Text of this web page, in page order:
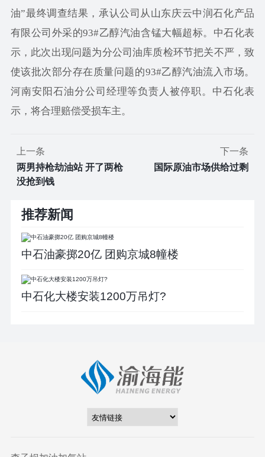
油”最终调查结果，承认公司从山东庆云中润石化产品
有限公司外采的93#乙醇汽油含锰大幅超标。中石化表
示，此次出现问题为分公司油库质检环节把关不严，致
使该批次部分存在质量问题的93#乙醇汽油流入市场。
河南安阳石油分公司经理等负责人被停职。中石化表
示，将合理赔偿受损车主。
上一条
两男持枪劫油站 开了两枪
没抢到钱
下一条
国际原油市场供给过剩
推荐新闻
中石油豪掷20亿 团购京城8幢楼
中石化大楼安装1200万吊灯?